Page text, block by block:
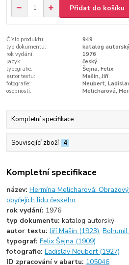
Přidat do košíku
Číslo produktu:
949
typ dokumentu:
katalog autorský
rok vydání:
1976
jazyk:
český
typografie:
Šejna, Felix
autor textu:
Mašín, Jiří
fotografie:
Neubert,
osobnosti:
Melicharová,
Kompletní specifikace
Související zboží 4
Kompletní specifikace
název:Hermína Melicharová:
obyčejích lidu českého
rok vydání: 1976
typ dokumentu:katalog autorský
autor textu:Jiří Mašín (1923),
typograf:Felix Šejna (1909)
fotografie:Ladislav Neubert (1927)
ID zpracování v abartu: 105046